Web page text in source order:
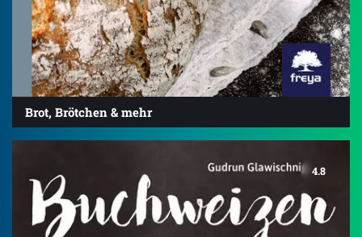
Brot, Brötchen & mehr
4.8